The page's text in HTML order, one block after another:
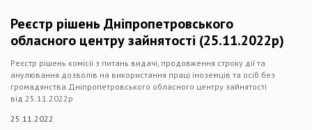
Реєстр рішень Дніпропетровського
обласного центру зайнятості (25.11.2022р)
Реєстр рішень комісії з питань видачі, продовження строку дії та
анулювання дозволів на використання праці іноземців та осіб без
громадянства Дніпропетровського обласного центру зайнятості
від 25.11.2022р
25.11.2022